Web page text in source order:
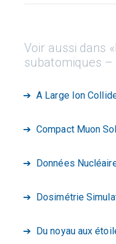
Voir aussi dans
subatomiques –
A Large Ion
Compact Muon
Données
Dosimétrie
Du noyau aux